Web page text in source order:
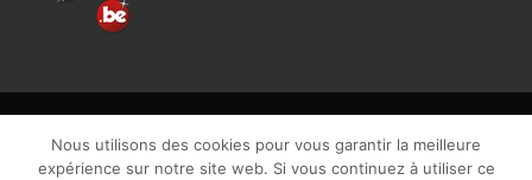
CGU| Vie privée| TVA : BE0840965749 | Site web réalisé par
Nous utilisons des cookies pour vous garantir la meilleure
expérience sur notre site web. Si vous continuez à utiliser ce